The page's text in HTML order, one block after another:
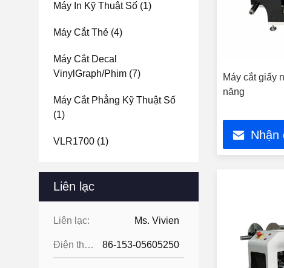
Máy In Kỹ Thuật Số (1)
Máy Cắt Thẻ (4)
Máy Cắt Decal
VinylGraph/Phim (7)
Máy Cắt Phẳng Kỹ Thuật Số
(1)
VLR1700 (1)
Liên lạc
Liên lạc: Ms. Vivien
Điện thoại: 86-153-05605250
Máy cắt giấy
năng
Nhận